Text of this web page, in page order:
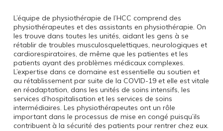
L’équipe de physiothérapie de l’HCC comprend des
physiothérapeutes et des assistants en physiothérapie. On
les trouve dans toutes les unités, aidant les gens à se
rétablir de troubles musculosquelettiques, neurologiques et
cardiorespiratoires, de même que les patientes et les
patients ayant des problèmes médicaux complexes.
L’expertise dans ce domaine est essentielle au soutien et
au rétablissement par suite de la COVID-19 et elle est vitale
en réadaptation, dans les unités de soins intensifs, les
services d’hospitalisation et les services de soins
intermédiaires. Les physiothérapeutes ont un rôle
important dans le processus de mise en congé puisqu’ils
contribuent à la sécurité des patients pour rentrer chez eux.